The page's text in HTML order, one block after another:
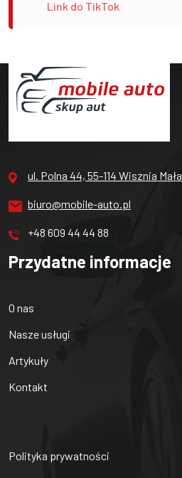
Link do TikTok
ul. Polna 44, 55-114 Wisznia Mała
biuro@mobile-auto.pl
+48 609 44 44 88
Przydatne informacje
O nas
Nasze usługi
Artykuły
Kontakt
Polityka prywatności